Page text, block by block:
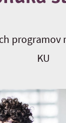
programov
KU